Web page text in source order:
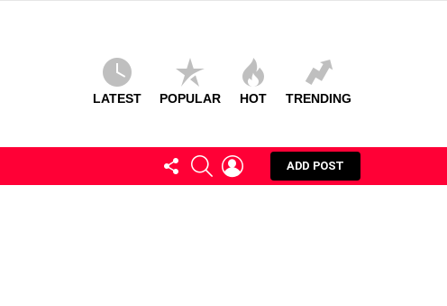
LATEST POPULAR HOT TRENDING
FOLLOW
US
SEARCHLOGIN
ADD POST